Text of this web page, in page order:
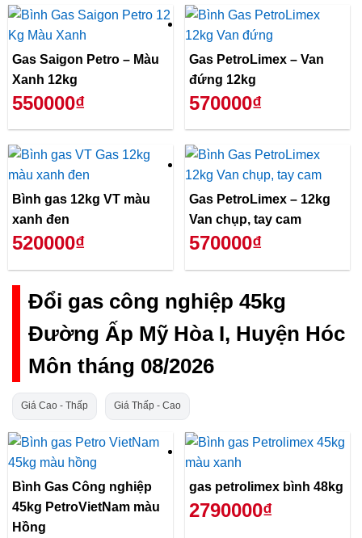
Gas Saigon Petro – Màu
Xanh 12kg
550000₫
Gas PetroLimex – Van
đứng 12kg
570000₫
Bình gas 12kg VT màu
xanh đen
520000₫
Gas PetroLimex – 12kg
Van chụp, tay cam
570000₫
Đổi gas công nghiệp 45kg
Đường Ấp Mỹ Hòa I, Huyện Hóc
Môn tháng 08/2026
Giá Cao - Thấp Giá Thấp - Cao
Bình Gas Công nghiệp
45kg PetroVietNam màu
Hồng
gas petrolimex bình 48kg
2790000₫